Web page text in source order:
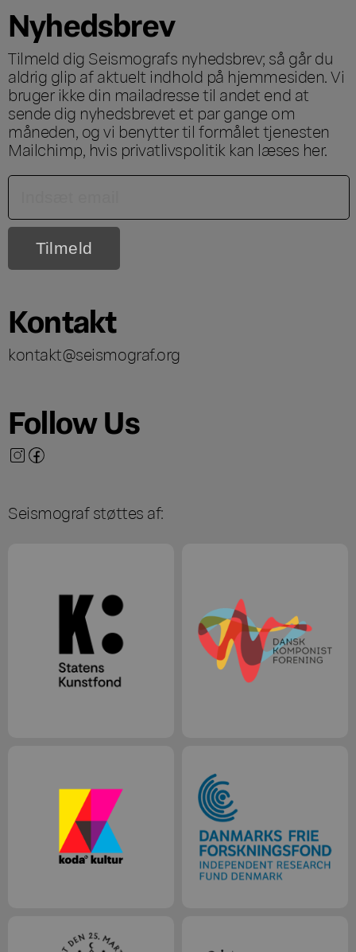
Nyhedsbrev
Tilmeld dig Seismografs nyhedsbrev; så går du
aldrig glip af aktuelt indhold på hjemmesiden. Vi
bruger ikke din mailadresse til andet end at
sende dig nyhedsbrevet et par gange om
måneden, og vi benytter til formålet tjenesten
Mailchimp, hvis privatlivspolitik kan læses her.
Kontakt
kontakt@seismograf.org
Follow Us
Seismograf støttes af: